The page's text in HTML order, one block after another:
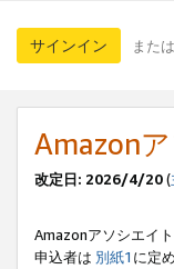
サインイン または
Amazon
改定日: 2026/4/20(
Amazonアソシエイ
申込者は 別紙1 に定